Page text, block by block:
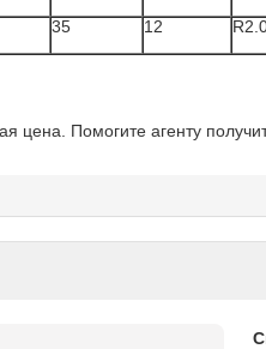
35 12
цена. Помогите агенту